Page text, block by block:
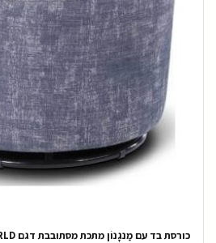
כורסת בד עם מַנגָנוֹן מתכת מסתובבת דגם WORLD